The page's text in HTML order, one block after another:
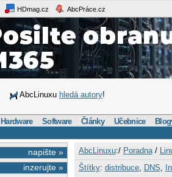
HDmag.cz AbcPráce.cz
AbcLinuxu hledá autory!
Hardware Software Články Učebnice
napište »
inzerujte »
AbcLinuxu:/ Poradna/
Štítky: distribuce, DNS